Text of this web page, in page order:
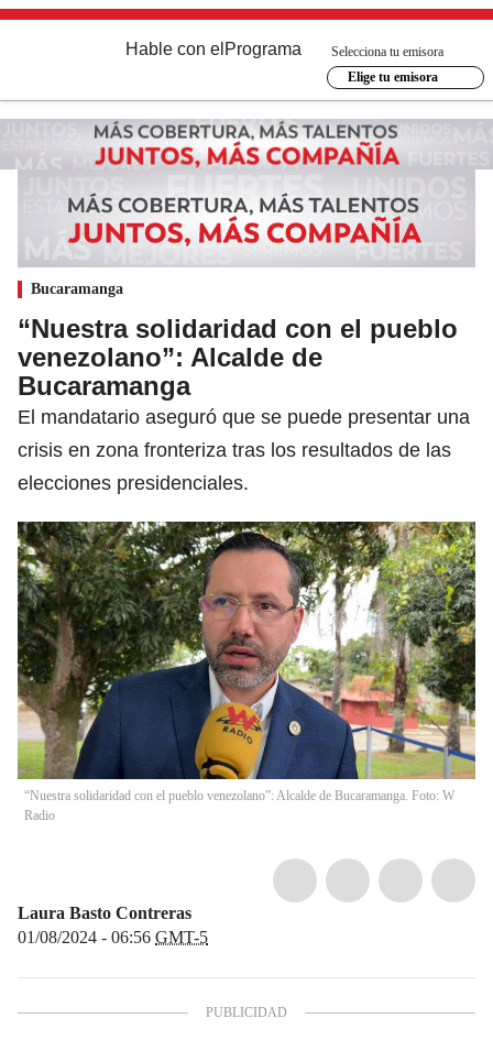
Hable con el Programa
Selecciona tu emisora
Elige tu emisora
Bucaramanga
“Nuestra solidaridad con el pueblo
venezolano”: Alcalde de
Bucaramanga
El mandatario aseguró que se puede presentar una
crisis en zona fronteriza tras los resultados de las
elecciones presidenciales.
“Nuestra solidaridad con el pueblo venezolano”: Alcalde de Bucaramanga. Foto: W
Radio
Laura Basto Contreras
01/08/2024 - 06:56 GMT-5